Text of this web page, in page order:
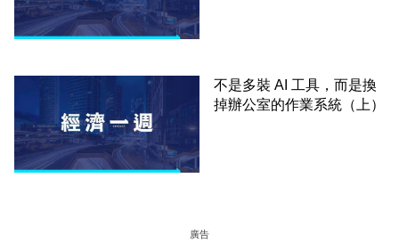
不是多裝 AI 工具，而是換
掉辦公室的作業系統（上）
廣告